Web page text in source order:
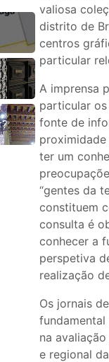
valiosa
distrito de
centros
particular
A imprensa
particular os
fonte de
ter um
“gentes da
constituem
consulta é
conhecer a
perspetiva
realização
Os jornais
na
e regional